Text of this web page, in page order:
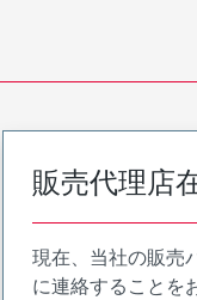
販売代理店
現在、当社の販売
に連絡することを